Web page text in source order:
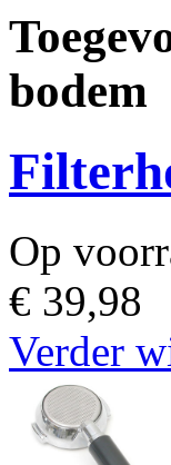
bodem
Op
€ 39,98
Verder